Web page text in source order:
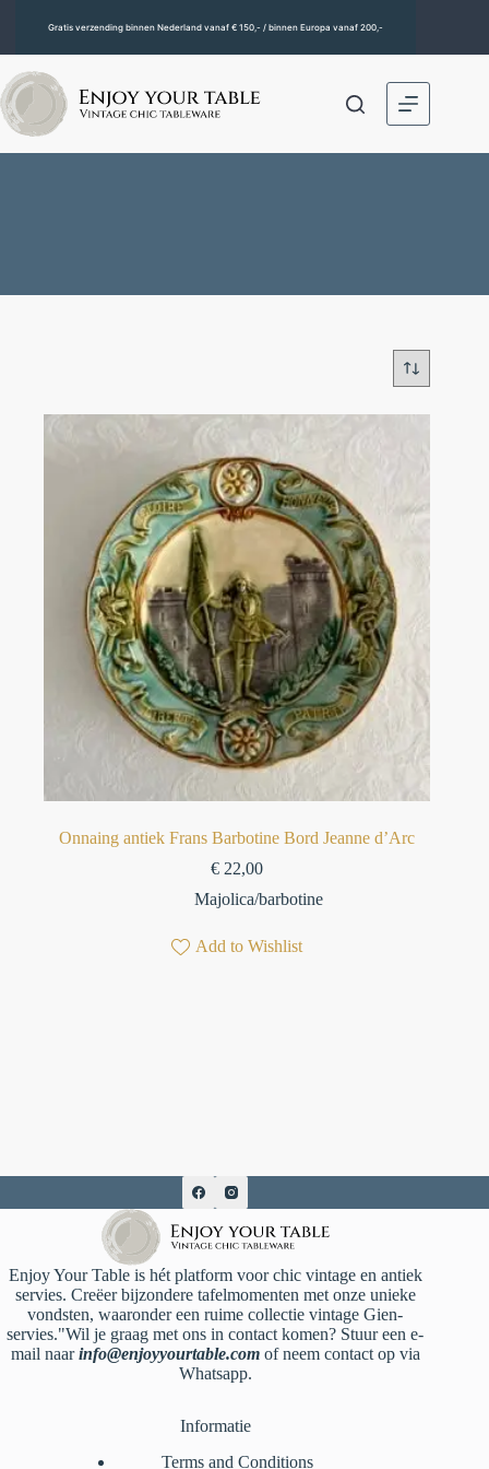
Gratis verzending binnen Nederland vanaf € 150,- / binnen Europa vanaf 200,-
Onnaing antiek Frans Barbotine Bord Jeanne d’Arc
€ 22,00
Majolica/barbotine
Add to Wishlist
Enjoy Your Table is hét platform voor chic vintage en antiek
servies. Creëer bijzondere tafelmomenten met onze unieke
vondsten, waaronder een ruime collectie vintage Gien-
servies."Wil je graag met ons in contact komen? Stuur een e-
mail naarinfo@enjoyyourtable.comof neem contact op via
Whatsapp.
Informatie
Terms and Conditions